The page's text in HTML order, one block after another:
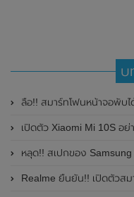
บ
ลือ!! สมาร์ทโฟนหน้าจอพับได้ Samsung
เปิดตัว Xiaomi Mi 10S อย่างเป็นทางการในประเทศจีน มาพร้อมชิปเซ็ต
หลุด!! สเปกของ Samsung Galaxy
Realme ยืนยัน!! เปิดตัวสมาร์ทโฟน